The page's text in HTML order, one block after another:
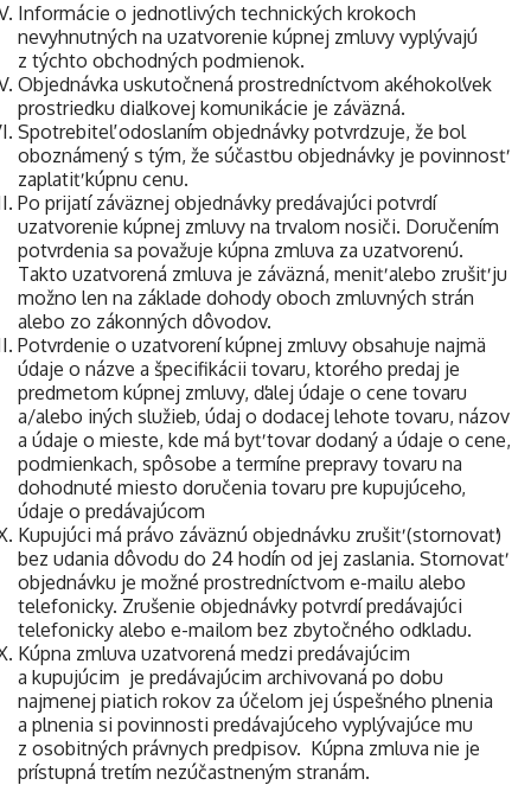
Informácie o jednotlivých technických krokoch
nevyhnutných na uzatvorenie kúpnej zmluvy vyplývajú
z týchto obchodných podmienok.
Objednávka uskutočnená prostredníctvom akéhokoľvek
prostriedku diaľkovej komunikácie je záväzná.
Spotrebiteľ odoslaním objednávky potvrdzuje, že bol
oboznámený s tým, že súčasťou objednávky je povinnosť
zaplatiť kúpnu cenu.
Po prijatí záväznej objednávky predávajúci potvrdí
uzatvorenie kúpnej zmluvy na trvalom nosiči. Doručením
potvrdenia sa považuje kúpna zmluva za uzatvorenú.
Takto uzatvorená zmluva je záväzná, meniť alebo zrušiť ju
možno len na základe dohody oboch zmluvných strán
alebo zo zákonných dôvodov.
Potvrdenie o uzatvorení kúpnej zmluvy obsahuje najmä
údaje o názve a špecifikácii tovaru, ktorého predaj je
predmetom kúpnej zmluvy, ďalej údaje o cene tovaru
a/alebo iných služieb, údaj o dodacej lehote tovaru, názov
a údaje o mieste, kde má byť tovar dodaný a údaje o cene,
podmienkach, spôsobe a termíne prepravy tovaru na
dohodnuté miesto doručenia tovaru pre kupujúceho,
údaje o predávajúcom
Kupujúci má právo záväznú objednávku zrušiť (stornovať)
bez udania dôvodu do 24 hodín od jej zaslania. Stornovať
objednávku je možné prostredníctvom e-mailu alebo
telefonicky. Zrušenie objednávky potvrdí predávajúci
telefonicky alebo e-mailom bez zbytočného odkladu.
Kúpna zmluva uzatvorená medzi predávajúcim
a kupujúcim je predávajúcim archivovaná po dobu
najmenej piatich rokov za účelom jej úspešného plnenia
a plnenia si povinnosti predávajúceho vyplývajúce mu
z osobitných právnych predpisov. Kúpna zmluva nie je
prístupná tretím nezúčastneným stranám.